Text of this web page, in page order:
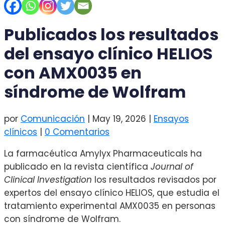
Publicados los resultados
del ensayo clínico HELIOS
con AMX0035 en
síndrome de Wolfram
por Comunicación May 19, 2026
Ensayos
clínicos
0 Comentarios
La farmacéutica Amylyx Pharmaceuticals ha
publicado en la revista científica Journal of
Clinical Investigation los resultados revisados por
expertos del ensayo clínico HELIOS, que estudia el
tratamiento experimental AMX0035 en personas
con síndrome de Wolfram.